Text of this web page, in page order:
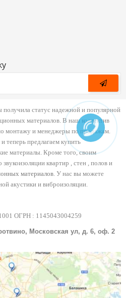
получила статус надежной и популярной
материалов. В наш коллектив
монтажу и менеджеры по продажам.
предлагаем купить
материалы. Кроме того, своим
квартир , стен , полов и
материалов. У нас вы можете
акустики и виброизоляции.
ОГРН : 1145043004259
Московская ул, д. 6, оф. 2